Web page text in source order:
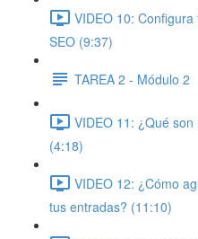
VIDEO 10:
SEO (9:37)
TAREA 2 - Módulo 2
VIDEO 11: ¿Qué
(4:18)
VIDEO 12: ¿Cómo
tus entradas? (11:10)